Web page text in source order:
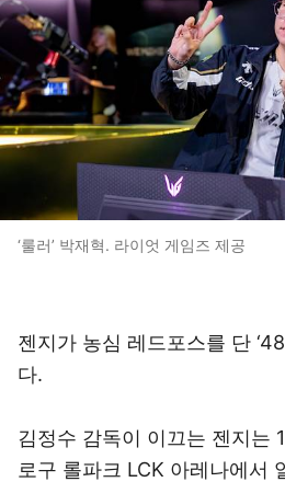
‘룰러’ 박재혁. 라이엇 게임즈 제공
젠지가 농심 레드포스를 단
다.
김정수 감독이 이끄는 젠지는
로구 롤파크 LCK 아레나에서